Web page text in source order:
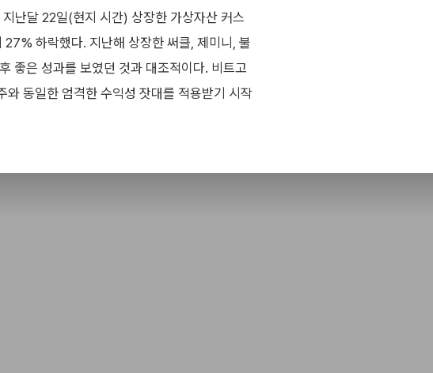
난달 22일(현지 시간) 상장한 가상자산 커스
하락했다. 지난해 상장한 써클, 제미니, 불
좋은 성과를 보였던 것과 대조적이다. 비트고
와 동일한 엄격한 수익성 잣대를 적용받기 시작